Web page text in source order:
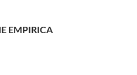
EMPIRICA